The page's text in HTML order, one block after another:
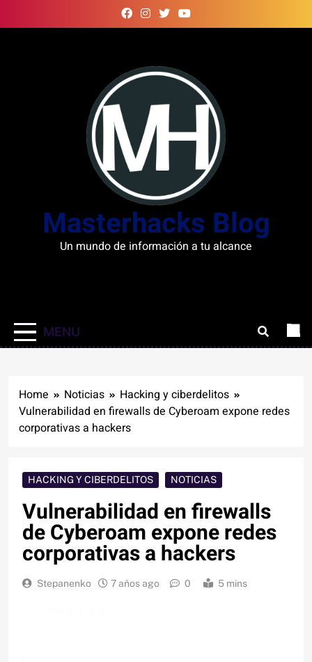
to
Masterhacks Blog
Un mundo de información a tu alcance
MENU
Home Noticias
Hacking y ciberdelitos
Vulnerabilidad en firewalls de Cyberoam expone redes
corporativas a hackers
HACKING Y CIBERDELITOS NOTICIAS
Vulnerabilidad en firewalls
de Cyberoam expone redes
corporativas a hackers
Stepanenko 7 años ago 0 5 mins